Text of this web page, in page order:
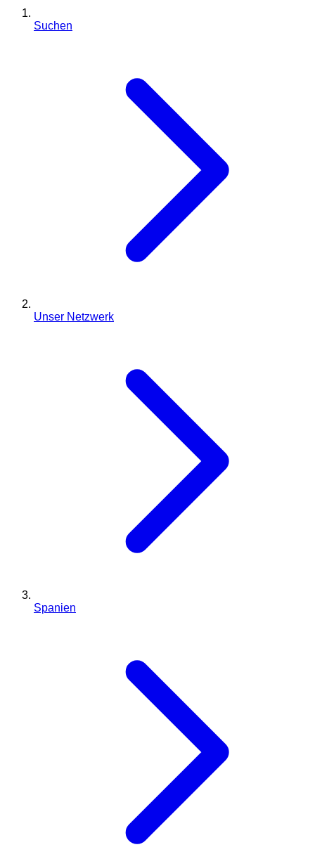
Suchen
Unser Netzwerk
Spanien